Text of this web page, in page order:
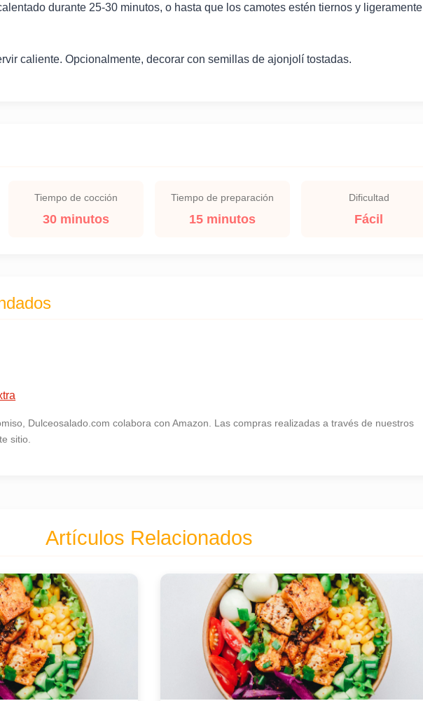
durante 25-30 minutos, o hasta que los camotes estén tiernos y ligeramente
caliente. Opcionalmente, decorar con semillas de ajonjolí tostadas.
Tiempo de cocción
30 minutos
Tiempo de preparación
15 minutos
Dificultad
Fácil
Dulceosalado.com colabora con Amazon. Las compras realizadas a través de nuestros
sitio.
Artículos Relacionados